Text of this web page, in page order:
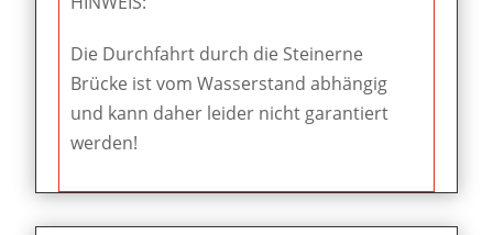
Die Durchfahrt durch die Steinerne
Brücke ist vom Wasserstand abhängig
und kann daher leider nicht garantiert
werden!